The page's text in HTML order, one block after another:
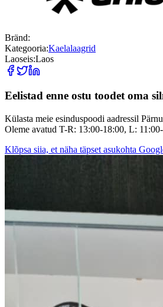
Bränd:
Kategooria:Kaelalaagrid
Laoseis:Laos
Eelistad enne ostu toodet oma
Külasta meie esinduspoodi aadressil
Oleme avatud T-R: 13:00-18:00, L:
Klõpsa siia, et näha täpset asukohta